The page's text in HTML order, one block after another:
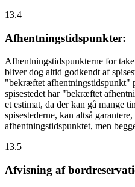
13.4
Afhentningstidspunkter:
Afhentningstidspunkterne for
bliver dog altid godkendt af
"bekræftet afhentningstidspunkt"
spisestedet har "bekræftet
et estimat, da der kan gå mange
spisestederne, kan altså
afhentningstidspunktet, men
13.5
Afvisning af